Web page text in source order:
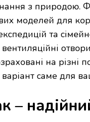
з природою.
моделей для
та
вентиляційні
на різні
саме для
–